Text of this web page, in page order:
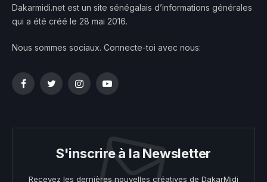
Dakarmidi.net est un site sénégalais d’informations générales
qui a été créé le 28 mai 2016.
Nous sommes sociaux. Connecte-toi avec nous:
FacebookTwitterInstagramYouTube
S'inscrire à la Newsletter
Recevez les dernières nouvelles créatives de DakarMidi